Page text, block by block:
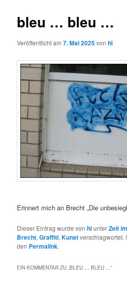
bleu … bleu …
Veröffentlicht am7. Mai 2025vonhl
Erinnert mich an Brecht „Die
Dieser Eintrag wurde vonhlunterZeit
Brecht,Graffiti,Kunstverschlagwortet.
den Permalink.
EIN KOMMENTAR ZU „BLEU … BLEU …“